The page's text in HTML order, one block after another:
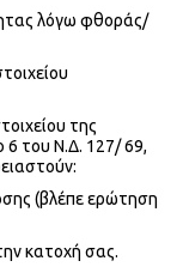
λόγω φθοράς/
της
6 του Ν.Δ. 127/ 69,
(βλέπε ερώτηση
κατοχή σας.